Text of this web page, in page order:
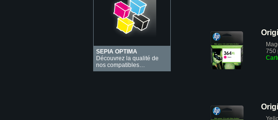
SEPIA OPTIMA
Découvrez la qualité de
nos compatibles…
750